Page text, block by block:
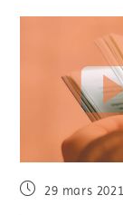
29 mars 2021